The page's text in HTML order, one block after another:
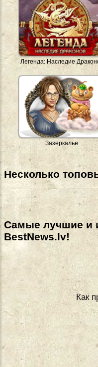
Легенда: Наследие
Зазеркалье
Несколько
Самые лучшие и
BestNews.lv!
Как